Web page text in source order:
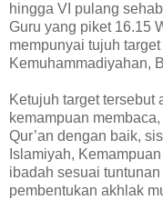
hingga VI pulang
Guru yang piket 16.15
mempunyai tujuh
Kemuhammadiyahan,
Ketujuh target tersebut
kemampuan
Qur’an dengan baik,
Islamiyah,
ibadah sesuai
pembentukan akhlak